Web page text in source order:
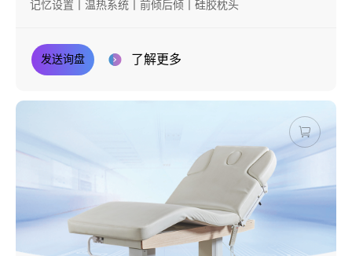
记忆设置丨温热系统丨前倾后倾丨硅胶枕头
发送询盘 了解更多